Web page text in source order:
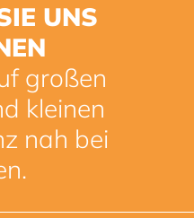
UNS
großen
kleinen
nah bei